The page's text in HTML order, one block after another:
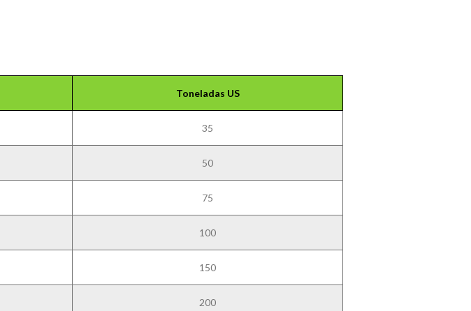
Toneladas US
35
50
75
100
150
200